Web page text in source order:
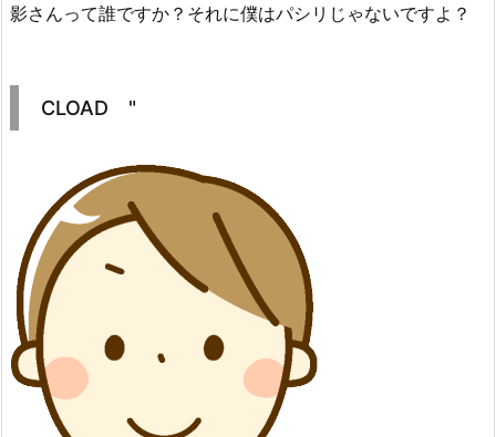
影さんって誰ですか？それに僕はパシリじゃないですよ？
CLOAD "